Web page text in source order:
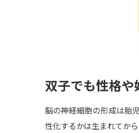
双子でも性格や
脳の神経細胞の形成は胎
性化するかは生まれてか